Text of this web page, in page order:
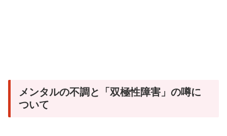
メンタルの不調と「双極性障害」の噂に
ついて